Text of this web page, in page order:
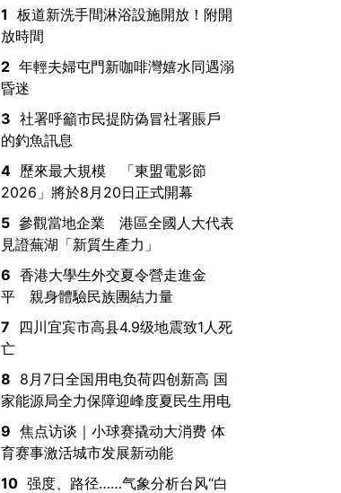
1 板道新洗手間淋浴設施開放！附開
放時間
2 年輕夫婦屯門新咖啡灣嬉水同遇溺
昏迷
3 社署呼籲市民提防偽冒社署賬戶
的釣魚訊息
4 歷來最大規模 「東盟電影節
2026」將於8月20日正式開幕
5 參觀當地企業 港區全國人大代表
見證蕪湖「新質生產力」
6 香港大學生外交夏令營走進金
平 親身體驗民族團結力量
7
四川宜宾市高县4.9级地震致1人死
亡
8 8月7日全国用电负荷四创新高 国
家能源局全力保障迎峰度夏民生用电
9 焦点访谈｜小球赛撬动大消费 体
育赛事激活城市发展新动能
10 强度、路径……气象分析台风“白